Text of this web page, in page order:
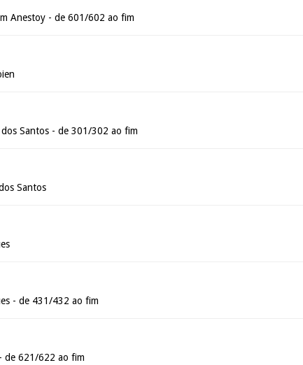
Anestoy - de 601/602 ao fim
Santos - de 301/302 ao fim
Santos
- de 431/432 ao fim
de 621/622 ao fim